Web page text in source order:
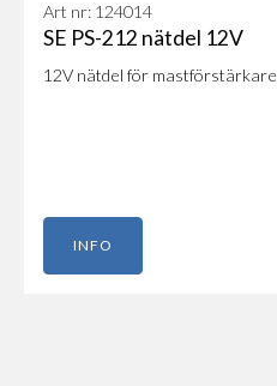
Art nr: 124014
SE PS-212 nätdel 12V
12V nätdel för mastförstärkare
INFO